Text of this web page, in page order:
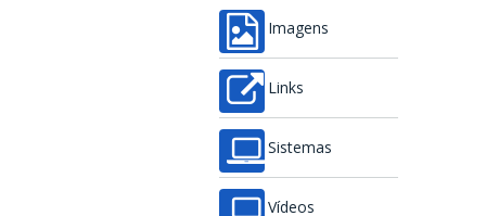
Imagens
Links
Sistemas
Vídeos